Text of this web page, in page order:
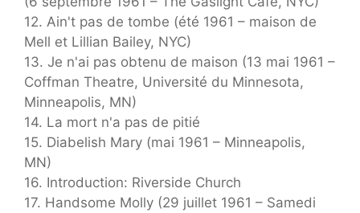
12. Ain't pas de tombe (été 1961 – maison de
Mell et Lillian Bailey, NYC)
13. Je n'ai pas obtenu de maison (13 mai 1961 –
Coffman Theatre, Université du Minnesota,
Minneapolis, MN)
14. La mort n'a pas de pitié
15. Diabelish Mary (mai 1961 – Minneapolis,
MN)
16. Introduction: Riverside Church
17. Handsome Molly (29 juillet 1961 – Samedi